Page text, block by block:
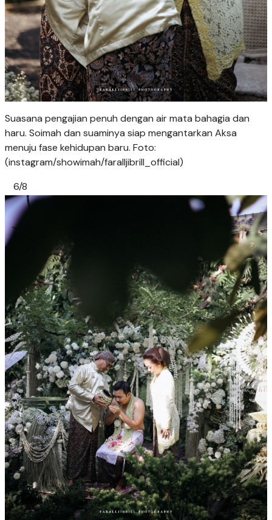
Suasana pengajian penuh dengan air mata bahagia dan
haru. Soimah dan suaminya siap mengantarkan Aksa
menuju fase kehidupan baru. Foto:
(instagram/showimah/faralljibrill_official)
6/8